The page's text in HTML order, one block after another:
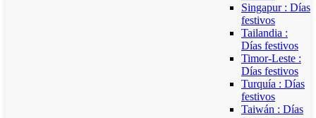
Singapur : Días
festivos
Tailandia :
Días festivos
Timor-Leste :
Días festivos
Turquía : Días
festivos
Taiwán : Días